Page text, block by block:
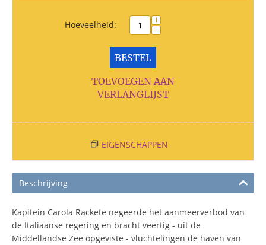
Hoeveelheid: +
−
BESTEL
TOEVOEGEN AAN
VERLANGLIJST
EIGENSCHAPPEN
Beschrijving
Kapitein Carola Rackete negeerde het aanmeerverbod van
de Italiaanse regering en bracht veertig - uit de
Middellandse Zee opgeviste - vluchtelingen de haven van